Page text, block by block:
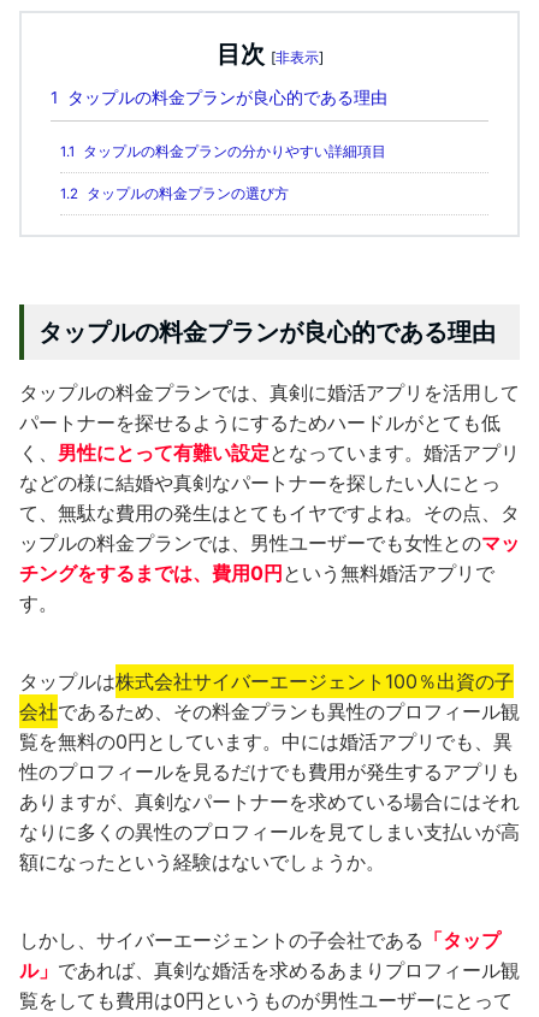
目次 [非表示]
1 タップルの料金プランが良心的である理由
1.1 タップルの料金プランの分かりやすい詳細項目
1.2 タップルの料金プランの選び方
タップルの料金プランが良心的である理由
タップルの料金プランでは、真剣に婚活アプリを活用して
パートナーを探せるようにするためハードルがとても低
く、 男性にとって有難い設定となっています。婚活アプリ
などの様に結婚や真剣なパートナーを探したい人にとっ
て、無駄な費用の発生はとてもイヤですよね。その点、タ
ップルの料金プランでは、男性ユーザーでも女性とのマッ
チングをするまでは、費用0円 という無料婚活アプリで
す。
タップルは株式会社サイバーエージェント100％出資の子
会社であるため、その料金プランも異性のプロフィール観
覧を無料の0円としています。中には婚活アプリでも、異
性のプロフィールを見るだけでも費用が発生するアプリも
ありますが、真剣なパートナーを求めている場合にはそれ
なりに多くの異性のプロフィールを見てしまい支払いが高
額になったという経験はないでしょうか。
しかし、サイバーエージェントの子会社である 「タップ
ル」 であれば、真剣な婚活を求めるあまりプロフィール観
覧をしても費用は0円というものが男性ユーザーにとって